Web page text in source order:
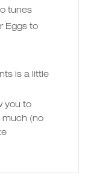
tunes
Eggs to
is a little
you to
much (no